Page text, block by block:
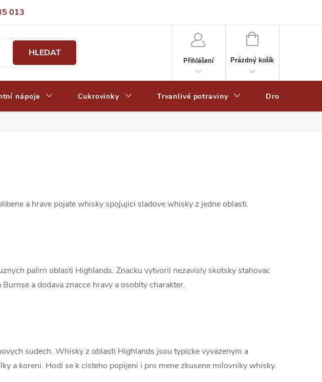
013
Často kladené otázky
HLEDAT
Přihlášení
NÁKUPNÍ
Prázdný košík
nápoje Cukrovinky Trvanlivé potraviny Drogerie
a hrave pojate whisky spojujici sladove whisky z jedne oblasti.
palirn oblasti Highlands. Znacku vytvoril nezavisly skotsky stahovac
a dodava znacce hravy a osobity charakter.
sudech. Whisky z oblasti Highlands jsou typicke vyvazenym a
a koreni. Hodi se k cisteho popijeni i pro mene zkusene milovniky whisky.